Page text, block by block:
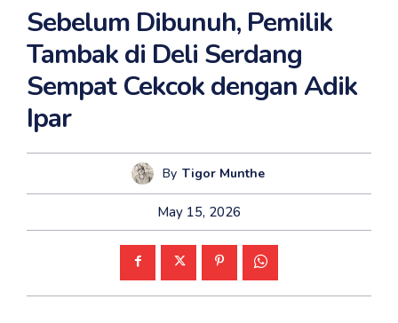
Sebelum Dibunuh, Pemilik
Tambak di Deli Serdang
Sempat Cekcok dengan Adik
Ipar
By Tigor Munthe
May 15, 2026